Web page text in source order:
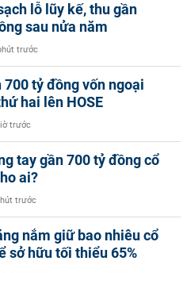
lỗ lũy kế, thu gần
sau nửa năm
trước
700 tỷ đồng vốn ngoại
hai lên HOSE
trước
tay gần 700 tỷ đồng cổ
ai?
trước
nắm giữ bao nhiêu cổ
sở hữu tối thiểu 65%